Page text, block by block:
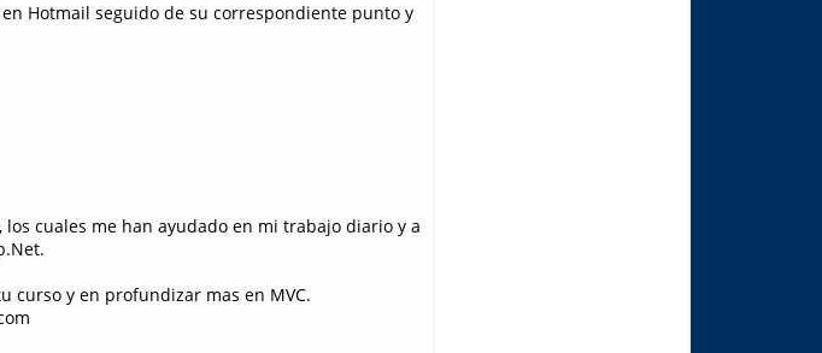
Hotmail seguido de su correspondiente punto y
cuales me han ayudado en mi trabajo diario y a
curso y en profundizar mas en MVC.